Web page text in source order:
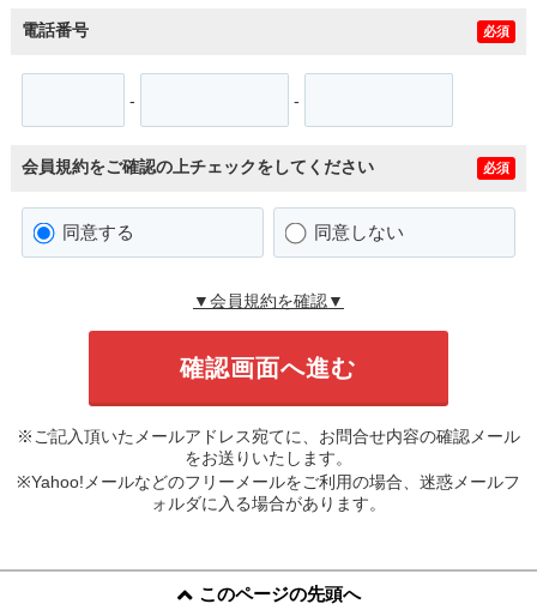
電話番号 必須
- -
会員規約をご確認の上チェックをしてください 必須
同意する 同意しない
▼会員規約を確認▼
※ご記入頂いたメールアドレス宛てに、お問合せ内容の確認メール
をお送りいたします。
※Yahoo!メールなどのフリーメールをご利用の場合、迷惑メールフ
ォルダに入る場合があります。
このページの先頭へ